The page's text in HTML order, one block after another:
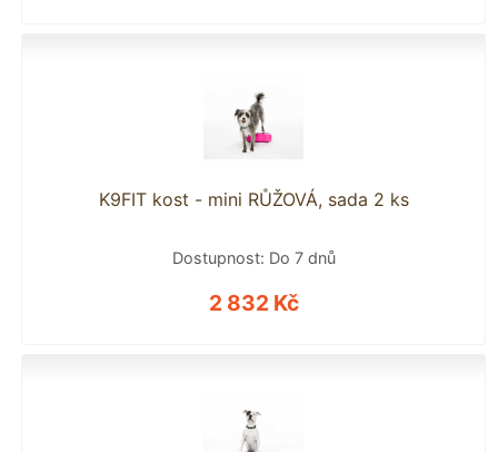
K9FIT kost - mini RŮŽOVÁ, sada 2 ks
Dostupnost: Do 7 dnů
2 832 Kč